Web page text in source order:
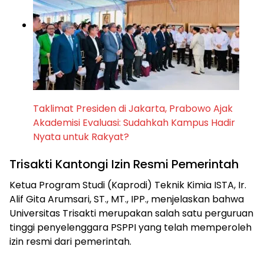
Taklimat Presiden di Jakarta, Prabowo Ajak
Akademisi Evaluasi: Sudahkah Kampus Hadir
Nyata untuk Rakyat?
Trisakti Kantongi Izin Resmi Pemerintah
Ketua Program Studi (Kaprodi) Teknik Kimia ISTA, Ir.
Alif Gita Arumsari, ST., MT., IPP., menjelaskan bahwa
Universitas Trisakti merupakan salah satu perguruan
tinggi penyelenggara PSPPI yang telah memperoleh
izin resmi dari pemerintah.